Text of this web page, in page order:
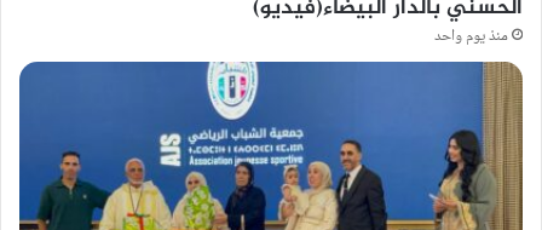
الحسني بالدار البيضاء(فيديو)
منذ يوم واحد